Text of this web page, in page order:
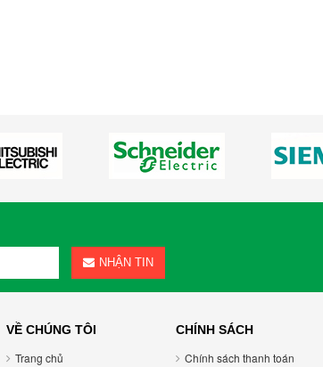
NHẬN TIN
VỀ CHÚNG TÔI
Trang chủ
CHÍNH SÁCH
Chính sách thanh toán